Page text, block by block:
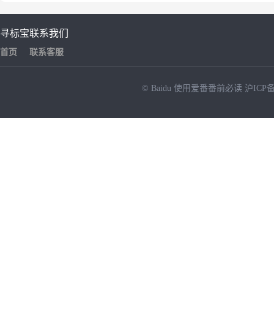
寻标宝
首页
联系我们
联系客服
© Baidu 使用爱番番前必读 沪ICP